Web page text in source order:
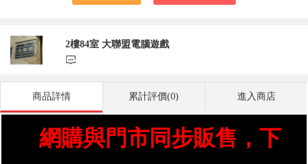
2樓84室 大聯盟電腦遊戲
󰃨
商品詳情 累計評價(0) 進入商店
網購與門市同步販售，下